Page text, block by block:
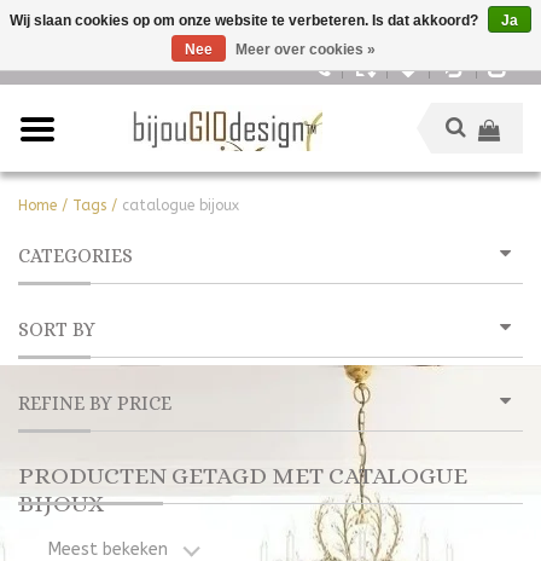
Home / Tags / catalogue bijoux
CATEGORIES
SORT BY
REFINE BY PRICE
PRODUCTEN GETAGD MET CATALOGUE
BIJOUX
Meest bekeken
Wij slaan cookies op om onze website te verbeteren. Is dat akkoord?
Ja
Nee
Meer over cookies »